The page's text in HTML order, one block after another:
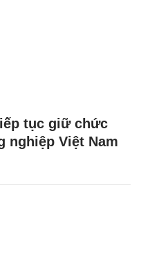
tục giữ chức
nghiệp Việt Nam